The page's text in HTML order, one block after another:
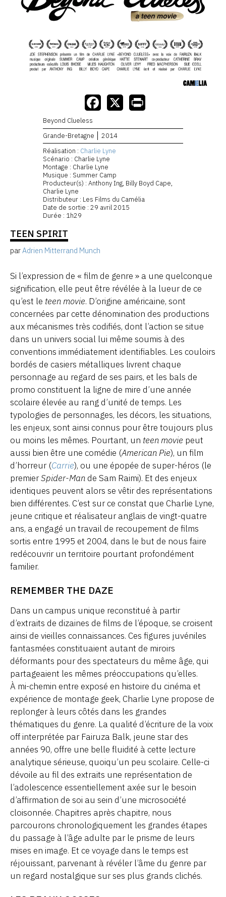
Beyond Clueless
Grande-Bretagne
2014
Réalisation : Charlie Lyne
Scénario : Charlie Lyne
Montage : Charlie Lyne
Musique : Summer Camp
Producteur(s) : Anthony Ing, Billy Boyd Cape,
Charlie Lyne
Distributeur : Les Films du Camélia
Date de sortie : 29 avril 2015
Durée : 1h29
TEEN SPIRIT
parAdrien Mitterrand Munch
Si l’expression de « film de genre » a une quelconque
signification, elle peut être révélée à la lueur de ce
qu’est le teen movie. D’origine américaine, sont
concernées par cette dénomination des productions
aux mécanismes très codifiés, dont l’action se situe
dans un univers social lui même soumis à des
conventions immédiatement identifiables. Les couloirs
bordés de casiers métalliques livrent chaque
personnage au regard de ses pairs, et les bals de
promo constituent la ligne de mire d’une année
scolaire élevée au rang d’unité de temps. Les
typologies de personnages, les décors, les situations,
les enjeux, sont ainsi connus pour être toujours plus
ou moins les mêmes. Pourtant, un teen movie peut
aussi bien être une comédie (American Pie), un film
d’horreur (Carrie), ou une épopée de super-héros (le
premierSpider-Man de Sam Raimi). Et des enjeux
identiques peuvent alors se vêtir des représentations
bien différentes. C’est sur ce constat que Charlie Lyne,
jeune critique et réalisateur anglais de vingt-quatre
ans, a engagé un travail de recoupement de films
sortis entre 1995 et 2004, dans le but de nous faire
redécouvrir un territoire pourtant profondément
familier.
REMEMBER THE DAZE
Dans un campus unique reconstitué à partir
d’extraits de dizaines de films de l’époque, se croisent
ainsi de vieilles connaissances. Ces figures juvéniles
fantasmées constituaient autant de miroirs
déformants pour des spectateurs du même âge, qui
partageaient les mêmes préoccupations qu’elles.
À mi-chemin entre exposé en histoire du cinéma et
expérience de montage geek, Charlie Lyne propose de
replonger à leurs côtés dans les grandes
thématiques du genre. La qualité d’écriture de la voix
off interprétée par Fairuza Balk, jeune star des
années 90, offre une belle fluidité à cette lecture
analytique sérieuse, quoiqu’un peu scolaire. Celle-ci
dévoile au fil des extraits une représentation de
l’adolescence essentiellement axée sur le besoin
d’affirmation de soi au sein d’une microsociété
cloisonnée. Chapitres après chapitre, nous
parcourons chronologiquement les grandes étapes
du passage à l’âge adulte par le prisme de leurs
mises en image. Et ce voyage dans le temps est
réjouissant, parvenant à révéler l’âme du genre par
un regard nostalgique sur ses plus grands clichés.